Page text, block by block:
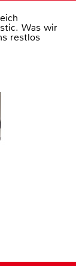
Was wir
restlos